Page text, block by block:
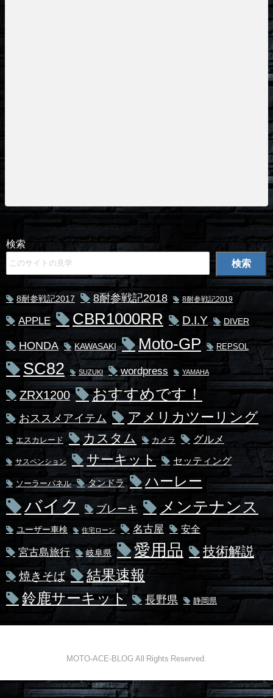
検索
検索
8耐参戦記2017 8耐参戦記2018 8耐参戦記2019
APPLE CBR1000RR D.I.Y DIVER
HONDA KAWASAKI Moto-GP REPSOL
SC82 SUZUKI wordpress YAMAHA
ZRX1200 おすすめです！
おススメアイテム アメリカツーリング
エスカレード カスタム カメラ グルメ
サスペンション サーキット セッティング
ソーラーパネル タンドラ ハーレー
バイク ブレーキ メンテナンス
ユーザー車検 住宅ローン 名古屋 安全
宮古島旅行 岐阜県 愛用品 技術解説
焼きそば
結果速報
鈴鹿サーキット
長野県 静岡県
MOTO-ACE-BLOG All Rights Reserved.